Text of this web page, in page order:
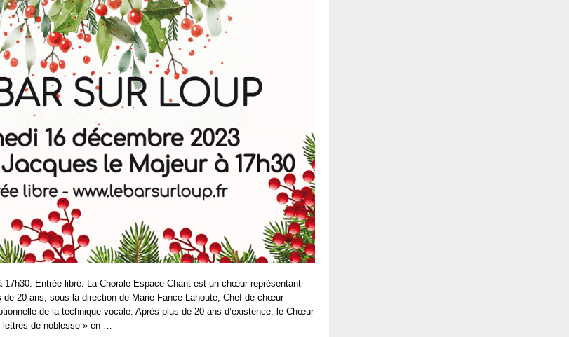
17h30. Entrée libre. La Chorale Espace Chant est un chœur représentant
de 20 ans, sous la direction de Marie-Fance Lahoute, Chef de chœur
de la technique vocale. Après plus de 20 ans d’existence, le Chœur
lettres de noblesse » en …